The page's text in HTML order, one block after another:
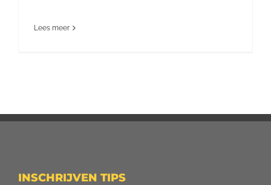
Lees meer
INSCHRIJVEN TIPS